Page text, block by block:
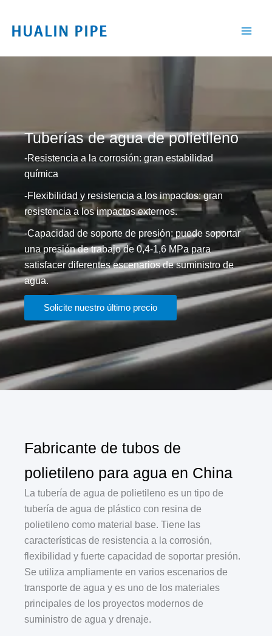
contenido
Tuberías de agua de polietileno
-Resistencia a la corrosión: gran estabilidad
química
-Flexibilidad y resistencia a los impactos: gran
resistencia a los impactos externos.
-Capacidad de soporte de presión: puede soportar
una presión de trabajo de 0,4-1,6 MPa para
satisfacer diferentes escenarios de suministro de
agua.
Solicite nuestro último precio
Fabricante de tubos de
polietileno para agua en China
La tubería de agua de polietileno es un tipo de
tubería de agua de plástico con resina de
polietileno como material base. Tiene las
características de resistencia a la corrosión,
flexibilidad y fuerte capacidad de soportar presión.
Se utiliza ampliamente en varios escenarios de
transporte de agua y es uno de los materiales
principales de los proyectos modernos de
suministro de agua y drenaje.